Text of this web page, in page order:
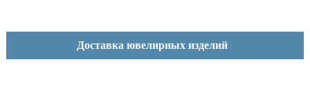
Доставка ювелирных изделий